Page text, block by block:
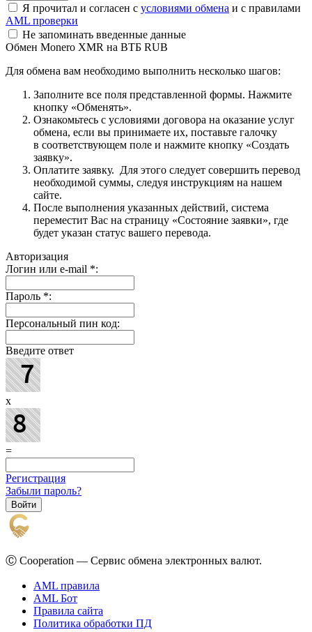
Я прочитал и согласен с условиями обмена и с правилами
AML проверки
Не запоминать введенные данные
Обмен Monero XMR на ВТБ RUB
Для обмена вам необходимо выполнить несколько шагов:
Заполните все поля представленной формы. Нажмите
кнопку «Обменять».
Ознакомьтесь с условиями договора на оказание услуг
обмена, если вы принимаете их, поставьте галочку
в соответствующем поле и нажмите кнопку «Создать
заявку».
Оплатите заявку. Для этого следует совершить перевод
необходимой суммы, следуя инструкциям на нашем
сайте.
После выполнения указанных действий, система
переместит Вас на страницу «Состояние заявки», где
будет указан статус вашего перевода.
Авторизация
Логин или e-mail *:
Пароль *:
Персональный пин код:
Введите ответ
x
=
Регистрация
Забыли пароль?
Ⓒ Cooperation — Сервис обмена электронных валют.
AML правила
AML Бот
Правила сайта
Политика обработки ПД